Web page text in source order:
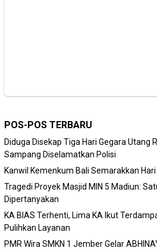
POS-POS TERBARU
Diduga Disekap Tiga Hari Gegara Utang
Sampang Diselamatkan Polisi
Kanwil Kemenkum Bali Semarakkan
Tragedi Proyek Masjid MIN 5 Madiun:
Dipertanyakan
KA BIAS Terhenti, Lima KA Ikut
Pulihkan Layanan
PMR Wira SMKN 1 Jember Gelar